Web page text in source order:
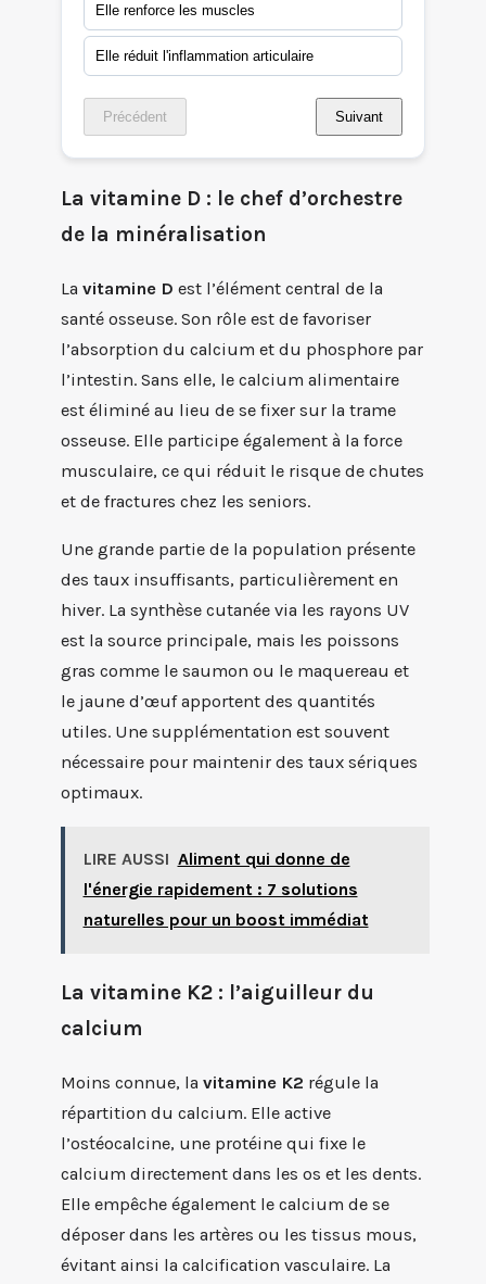
Elle renforce les muscles
Elle réduit l'inflammation articulaire
Précédent Suivant
La vitamine D : le chef d’orchestre
de la minéralisation
La vitamine D est l’élément central de la
santé osseuse. Son rôle est de favoriser
l’absorption du calcium et du phosphore par
l’intestin. Sans elle, le calcium alimentaire
est éliminé au lieu de se fixer sur la trame
osseuse. Elle participe également à la force
musculaire, ce qui réduit le risque de chutes
et de fractures chez les seniors.
Une grande partie de la population présente
des taux insuffisants, particulièrement en
hiver. La synthèse cutanée via les rayons UV
est la source principale, mais les poissons
gras comme le saumon ou le maquereau et
le jaune d’œuf apportent des quantités
utiles. Une supplémentation est souvent
nécessaire pour maintenir des taux sériques
optimaux.
LIRE AUSSI Aliment qui donne de
l'énergie rapidement : 7 solutions
naturelles pour un boost immédiat
La vitamine K2 : l’aiguilleur du
calcium
Moins connue, la vitamine K2 régule la
répartition du calcium. Elle active
l’ostéocalcine, une protéine qui fixe le
calcium directement dans les os et les dents.
Elle empêche également le calcium de se
déposer dans les artères ou les tissus mous,
évitant ainsi la calcification vasculaire. La